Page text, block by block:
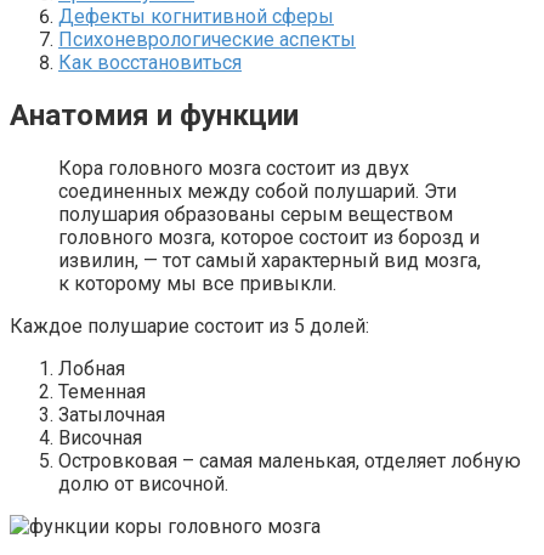
Дефекты когнитивной сферы
Психоневрологические аспекты
Как восстановиться
Анатомия и функции
Кора головного мозга состоит из двух
соединенных между собой полушарий. Эти
полушария образованы серым веществом
головного мозга, которое состоит из борозд и
извилин, — тот самый характерный вид мозга,
к которому мы все привыкли.
Каждое полушарие состоит из 5 долей:
Лобная
Теменная
Затылочная
Височная
Островковая – самая маленькая, отделяет лобную
долю от височной.